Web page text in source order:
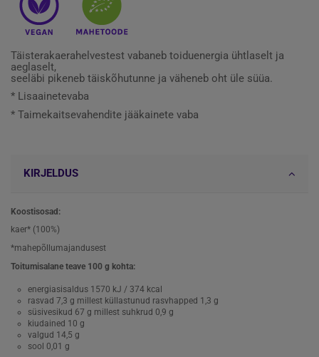
Täisterakaerahelvestest vabaneb toiduenergia ühtlaselt ja
aeglaselt,
seeläbi pikeneb täiskõhutunne ja väheneb oht üle süüa.
* Lisaainetevaba
* Taimekaitsevahendite jääkainete vaba
KIRJELDUS
Koostisosad:
kaer* (100%)
*mahepõllumajandusest
Toitumisalane teave 100 g kohta:
energiasisaldus 1570 kJ / 374 kcal
rasvad 7,3 g millest küllastunud rasvhapped 1,3 g
süsivesikud 67 g millest suhkrud 0,9 g
kiudained 10 g
valgud 14,5 g
sool 0,01 g